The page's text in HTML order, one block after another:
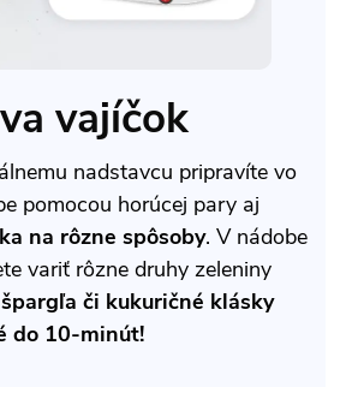
vajíčok
nadstavcu pripravíte vo
pomocou horúcej pary aj
na rôzne spôsoby. V nádobe
variť rôzne druhy zeleniny
či kukuričné klásky
do 10-minút!